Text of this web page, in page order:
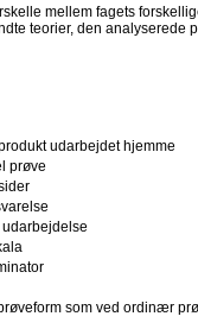
mellem fagets
teorier, den analyserede
udarbejdet hjemme
prøve
som ved ordinær